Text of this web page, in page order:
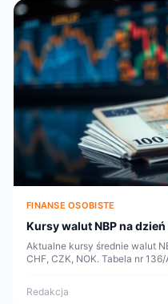
FINANSE OSOBISTE
Kursy walut NBP na
Aktualne kursy średnie walut
CHF, CZK, NOK. Tabela nr
Redakcja